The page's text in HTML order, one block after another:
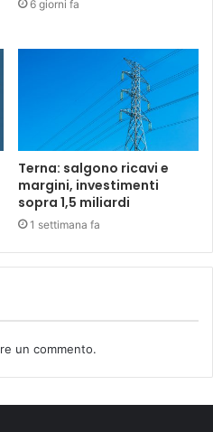
6 giorni fa
Terna: salgono ricavi e
margini, investimenti
sopra 1,5 miliardi
1 settimana fa
un commento.